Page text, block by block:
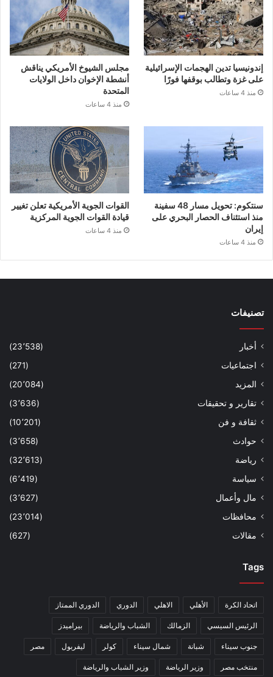
إندونيسيا تدين الهجمات الإسرائيلية
على غزة وتطالب بوقفها فورًا
منذ 4 ساعات
مجلس الشيوخ الأمريكي يناقش
أنشطة الإخوان داخل الولايات
المتحدة
منذ 4 ساعات
سنتكوم: تحويل مسار 48 سفينة
منذ استئناف الحصار البحري على
إيران
منذ 4 ساعات
القوات الجوية الأمريكية تعلن تغيير
قيادة القوات الجوية المركزية
منذ 4 ساعات
تصنيفات
أخبار
(23٬538)
اجتماعيات
(271)
المزيد
(20٬084)
تقارير و تحقيقات
(3٬636)
ثقافة و فن
(10٬201)
حوادث
(3٬658)
رياضة
(32٬613)
سياسة
(6٬419)
مال وأعمال
(3٬627)
محافظات
(23٬014)
مقالات
(627)
Tags
اتحاد الكرة الأهلي الاهلي الدوري الدوري الممتاز
الرئيس السيسي الزمالك الشباب والرياضة بيراميدز
جنوب سيناء شبانة شمال سيناء كولر ليفربول مصر
منتخب مصر وزير الرياضة وزير الشباب والرياضة